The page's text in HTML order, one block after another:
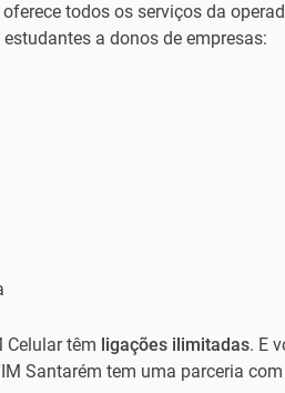
todos os serviços da
a donos de empresas:
Celular têm ligações ilimitadas. E
Santarém tem uma parceria com